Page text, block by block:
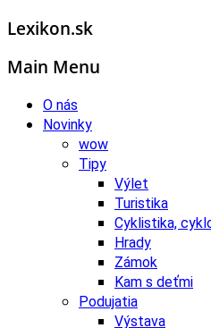
Lexikon.sk
Main Menu
O nás
Novinky
wow
Tipy
Výlet
Turistika
Cyklistika,
Hrady
Zámok
Kam s deťmi
Podujatia
Výstava